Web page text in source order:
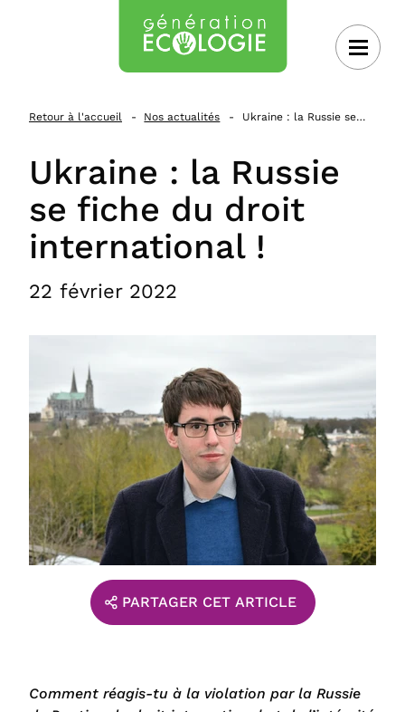
Retour à l'accueil Nos actualités Ukraine : la Russie se…
Ukraine : la Russie
se fiche du droit
international !
22 février 2022
PARTAGER CET ARTICLE
Comment réagis-tu à la violation par la Russie